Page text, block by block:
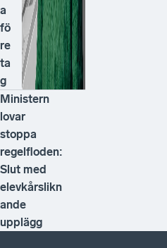
a
fö
re
ta
g
Ministern
lovar
stoppa
regelfloden:
Slut med
elevkårslikn
ande
upplägg